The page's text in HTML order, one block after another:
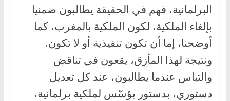
البرلمانية، فهم في الحقيقة يطالبون ضمنيا
بإلغاء الملكية، لكون الملكية بالمغرب، كما
أوضحنا، إما أن تكون تنفيذية أو لا تكون.
ونتيجة لهذا المأزق، يقعون في تناقض
والتباس عندما يطالبون، عند كل تعديل
دستوري، بدستور يؤسّس لملكية برلمانية،